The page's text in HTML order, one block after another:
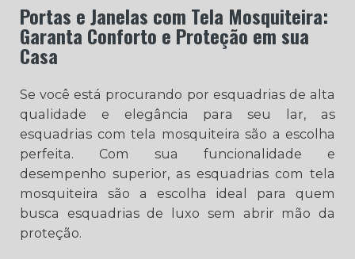
Portas e Janelas com Tela Mosquiteira:
Garanta Conforto e Proteção em sua
Casa
Se você está procurando por esquadrias de alta
qualidade e elegância para seu lar, as
esquadrias com tela mosquiteira são a escolha
perfeita. Com sua funcionalidade e
desempenho superior, as esquadrias com tela
mosquiteira são a escolha ideal para quem
busca esquadrias de luxo sem abrir mão da
proteção.